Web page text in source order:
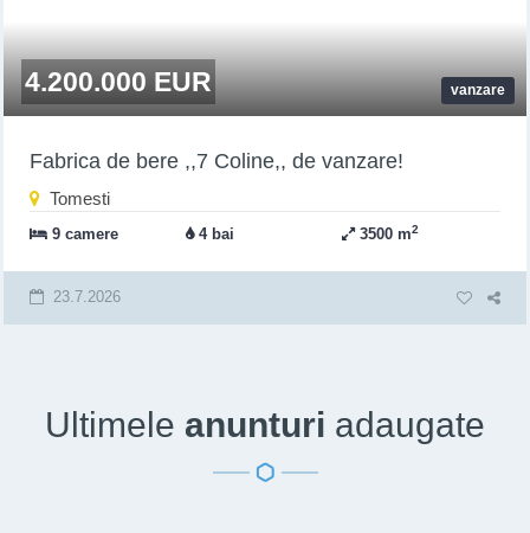
vanzare
4.200.000 EUR
Fabrica de bere ,,7 Coline,, de vanzare!
Tomesti
9 camere 4 bai 3500 m2
23.7.2026
Ultimele anunturi adaugate